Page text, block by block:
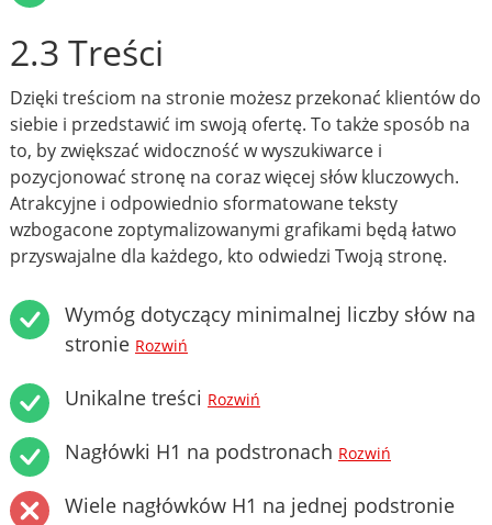
2.3 Treści
Dzięki treściom na stronie możesz przekonać klientów do
siebie i przedstawić im swoją ofertę. To także sposób na
to, by zwiększać widoczność w wyszukiwarce i
pozycjonować stronę na coraz więcej słów kluczowych.
Atrakcyjne i odpowiednio sformatowane teksty
wzbogacone zoptymalizowanymi grafikami będą łatwo
przyswajalne dla każdego, kto odwiedzi Twoją stronę.
Wymóg dotyczący minimalnej liczby słów na
stronie Rozwiń
Unikalne treści Rozwiń
Nagłówki H1 na podstronach Rozwiń
Wiele nagłówków H1 na jednej podstronie